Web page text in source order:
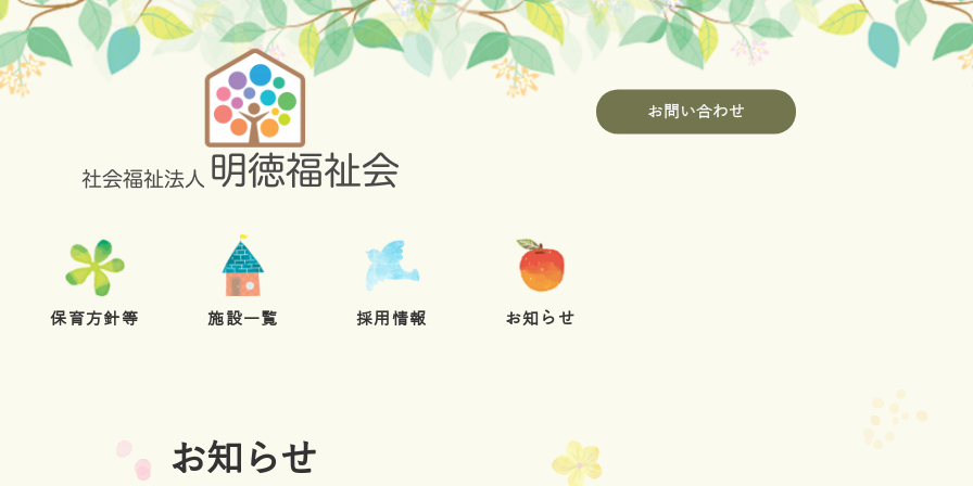
お問い合わせ
保育方針等 施設一覧 採用情報 お知らせ
お知らせ